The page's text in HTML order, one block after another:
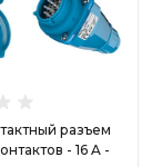
разъем
- 16 A -